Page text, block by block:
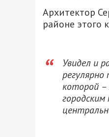
Архитектор
районе этого
Увидел и
которой –